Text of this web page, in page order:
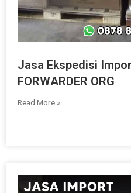
Jasa Ekspedisi
FORWARDER ORG
Read More »